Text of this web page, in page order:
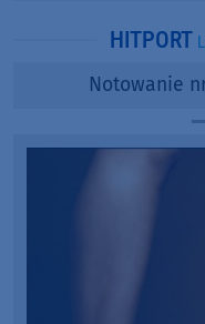
HITPORT
Notowanie